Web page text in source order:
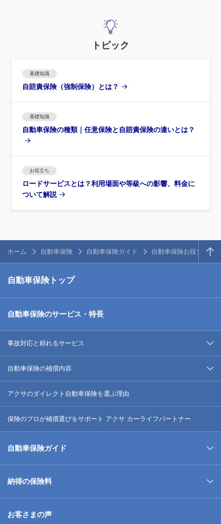
トピック
基礎知識
自賠責保険（強制保険）とは？
基礎知識
自動車保険の種類｜任意保険と自賠責保険の違いとは？
お役立ち
ロードサービスとは？利用場面や等級への影響、料金に
ついて解説
ホーム 自動車保険 自動車保険ガイド 自動車保険お役立ち情
自動車保険トップ
自動車保険のサービス・特長
事故対応と頼れるサービス
自動車保険の補償内容
アクサのダイレクト自動車保険を選ぶ理由
保険のプロが補償選びをサポート アクサ カーライフパートナー
自動車保険ガイド
納得の保険料
お客さまの声